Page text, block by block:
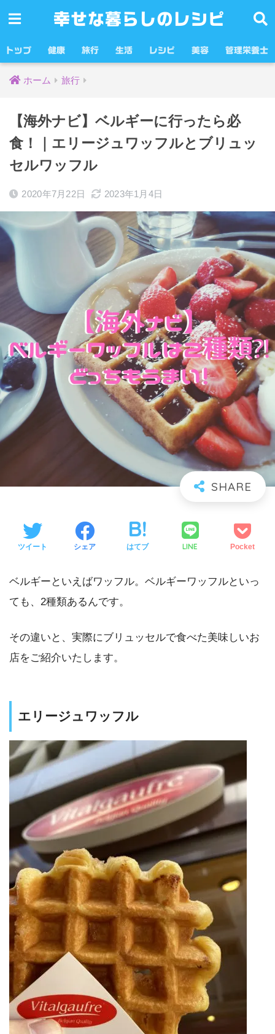
幸せな暮らしのレシピ
トップ 健康 旅行 生活 レシピ 美容 管理栄養士
ホーム 旅行
【海外ナビ】ベルギーに行ったら必
食！｜エリージュワッフルとブリュッ
セルワッフル
2020年7月22日 2023年1月4日
ツイート シェア はてブ LINE Pocket
ベルギーといえばワッフル。ベルギーワッフルといっ
ても、2種類あるんです。
その違いと、実際にブリュッセルで食べた美味しいお
店をご紹介いたします。
エリージュワッフル